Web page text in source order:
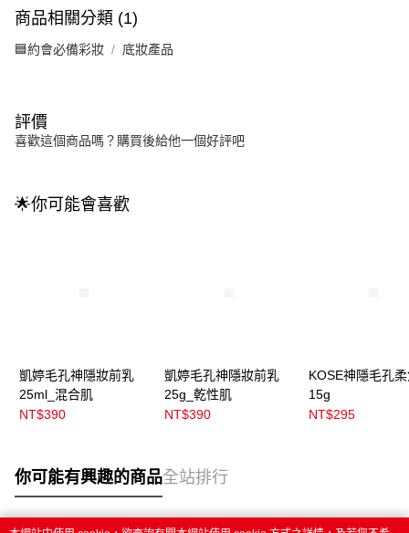
商品相關分類 (1)
🟦約會必備彩妝 底妝產品
評價
喜歡這個商品嗎？購買後給他一個好評吧
🌟你可能會喜歡
凱婷毛孔神隱妝前乳
25ml_混合肌
NT$390
凱婷毛孔神隱妝前乳
25g_乾性肌
NT$390
KOSE神隱毛孔
15g
NT$295
你可能有興趣的商品全站排行